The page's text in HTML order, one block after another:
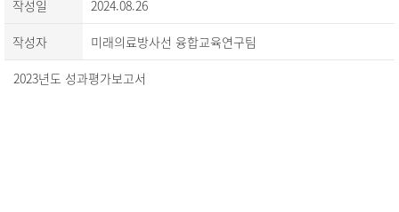
작성일 2024.08.26
작성자 미래의료방사선 융합교육연구팀
2023년도 성과평가보고서